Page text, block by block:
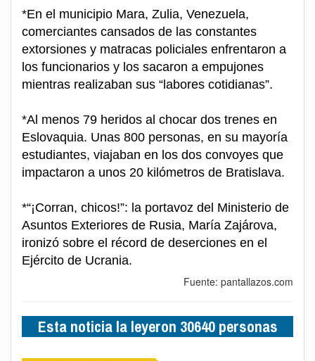
*En el municipio Mara, Zulia, Venezuela,
comerciantes cansados de las constantes
extorsiones y matracas policiales enfrentaron a
los funcionarios y los sacaron a empujones
mientras realizaban sus “labores cotidianas”.
*Al menos 79 heridos al chocar dos trenes en
Eslovaquia. Unas 800 personas, en su mayoría
estudiantes, viajaban en los dos convoyes que
impactaron a unos 20 kilómetros de Bratislava.
*“¡Corran, chicos!”: la portavoz del Ministerio de
Asuntos Exteriores de Rusia, María Zajárova,
ironizó sobre el récord de deserciones en el
Ejército de Ucrania.
Fuente: pantallazos.com
Esta noticia la leyeron 30640 personas